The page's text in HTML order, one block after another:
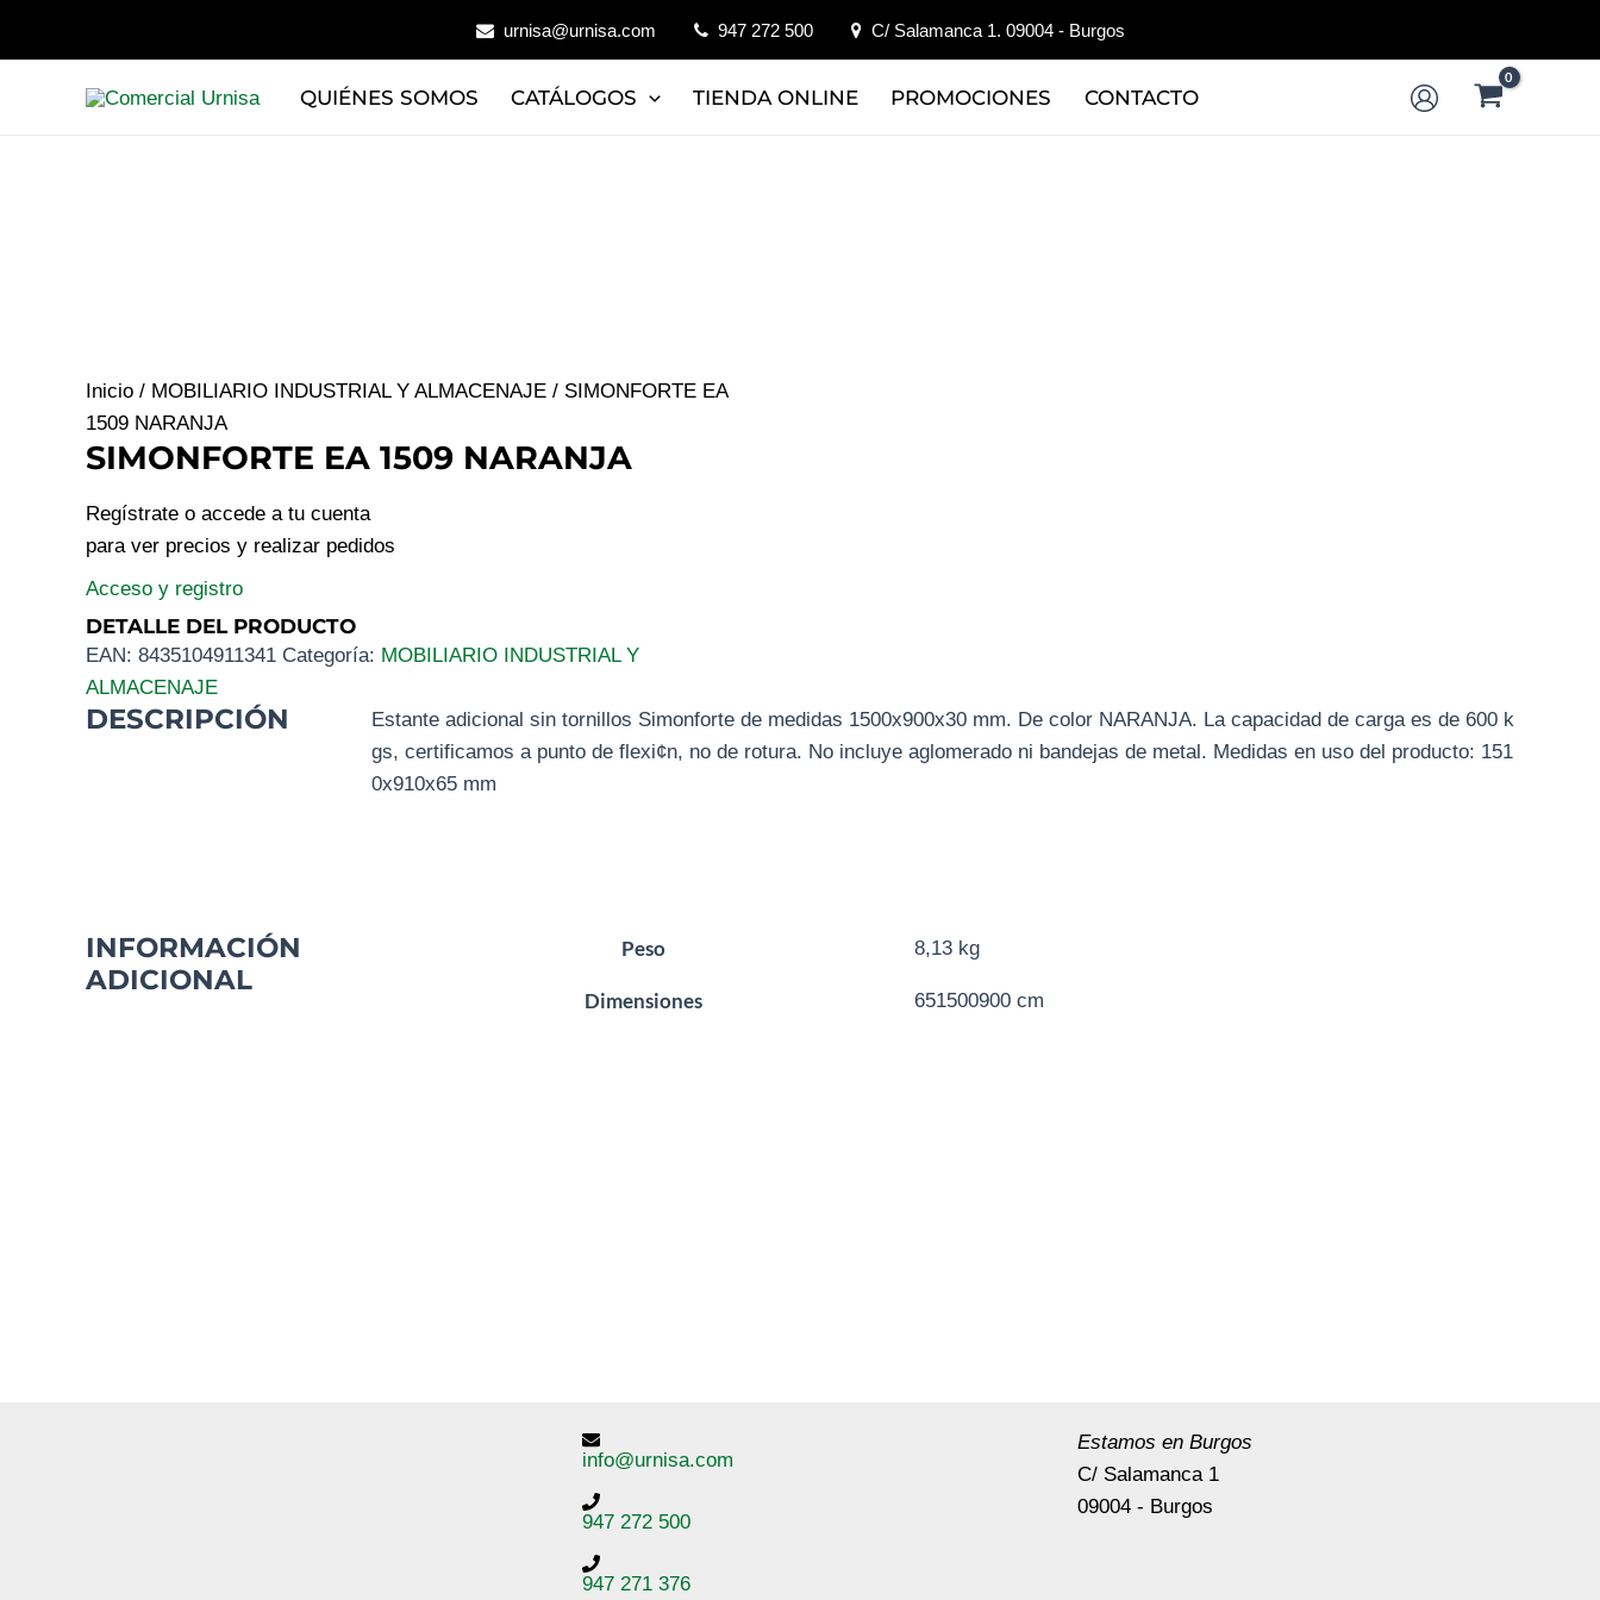
urnisa@urnisa.com 947 272 500 C/ Salamanca 1. 09004 - Burgos
QUIÉNES SOMOS CATÁLOGOS TIENDA ONLINE PROMOCIONES CONTACTO
Inicio / MOBILIARIO INDUSTRIAL Y ALMACENAJE / SIMONFORTE EA
1509 NARANJA
SIMONFORTE EA 1509 NARANJA
Regístrate o accede a tu cuenta
para ver precios y realizar pedidos
Acceso y registro
DETALLE DEL PRODUCTO
EAN: 8435104911341 Categoría: MOBILIARIO INDUSTRIAL Y
ALMACENAJE
DESCRIPCIÓN
Estante adicional sin tornillos Simonforte de medidas 1500x900x30 mm. De color NARANJA. La capacidad de carga es de 600 k
gs, certificamos a punto de flexi¢n, no de rotura. No incluye aglomerado ni bandejas de metal. Medidas en uso del producto: 151
0x910x65 mm
INFORMACIÓN
ADICIONAL
Peso 8,13 kg
Dimensiones 651500900 cm
info@urnisa.com
947 272 500
947 271 376
Estamos en Burgos
C/ Salamanca 1
09004 - Burgos